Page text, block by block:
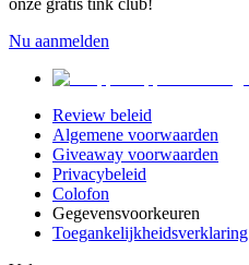
onze gratis tink club!
Nu aanmelden
Review beleid
Algemene voorwaarden
Giveaway voorwaarden
Privacybeleid
Colofon
Gegevensvoorkeuren
Toegankelijkheidsverklaring